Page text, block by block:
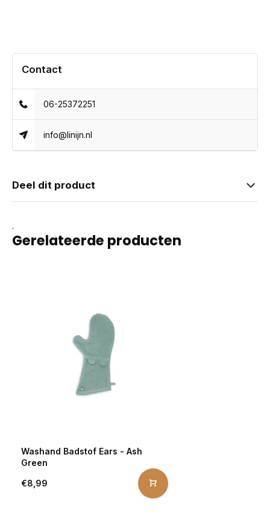
Contact
06-25372251
info@linijn.nl
Deel dit product
.
Gerelateerde producten
Washand Badstof Ears - Ash
Green
€8,99